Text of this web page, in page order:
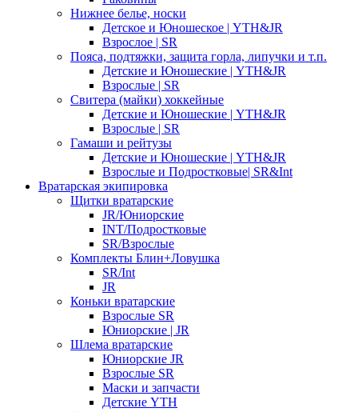
Нижнее белье, носки
Детское и Юношеское | YTH&JR
Взрослое | SR
Пояса, подтяжки, защита горла, липучки и т.п.
Детские и Юношеские | YTH&JR
Взрослые | SR
Свитера (майки) хоккейные
Детские и Юношеские | YTH&JR
Взрослые | SR
Гамаши и рейтузы
Детские и Юношеские | YTH&JR
Взрослые и Подростковые| SR&Int
Вратарская экипировка
Щитки вратарские
JR/Юниорские
INT/Подростковые
SR/Взрослые
Комплекты Блин+Ловушка
SR/Int
JR
Коньки вратарские
Взрослые SR
Юниорские | JR
Шлема вратарские
Юниорские JR
Взрослые SR
Маски и запчасти
Детские YTH